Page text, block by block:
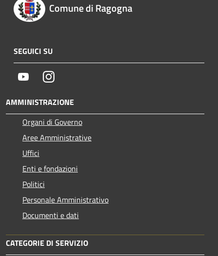
Comune di Ragogna
SEGUICI SU
YoutubeInstagram
AMMINISTRAZIONE
Organi di Governo
Aree Amministrative
Uffici
Enti e fondazioni
Politici
Personale Amministrativo
Documenti e dati
CATEGORIE DI SERVIZIO